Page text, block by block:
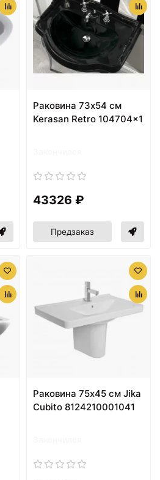
Раковина 73х54 см
Kerasan Retro 104704x1
43326 ₽
Предзаказ
Раковина 75x45 см Jika
Cubito 8124210001041